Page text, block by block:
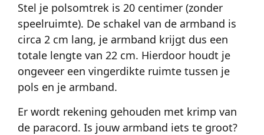
Stel je polsomtrek is 20 centimer (zonder
speelruimte). De schakel van de armband is
circa 2 cm lang, je armband krijgt dus een
totale lengte van 22 cm. Hierdoor houdt je
ongeveer een vingerdikte ruimte tussen je
pols en je armband.
Er wordt rekening gehouden met krimp van
de paracord. Is jouw armband iets te groot?